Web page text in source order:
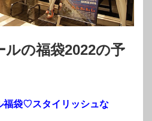
の福袋2022の予
福袋♡スタイリッシュな